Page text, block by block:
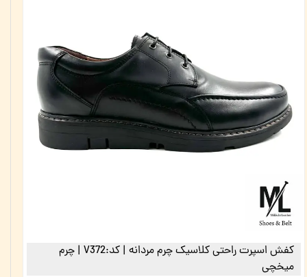
کفش اسپرت راحتی کلاسیک چرم مردانه | کد:V372 | چرم
میخچی